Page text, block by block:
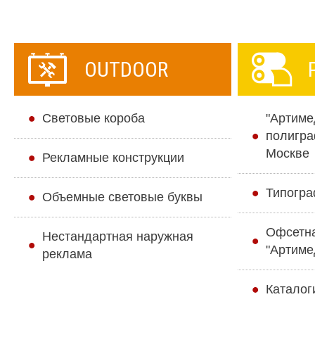
OUTDOOR
Cветовые короба
Рекламные конструкции
Объемные световые буквы
Нестандартная наружная
реклама
Москве